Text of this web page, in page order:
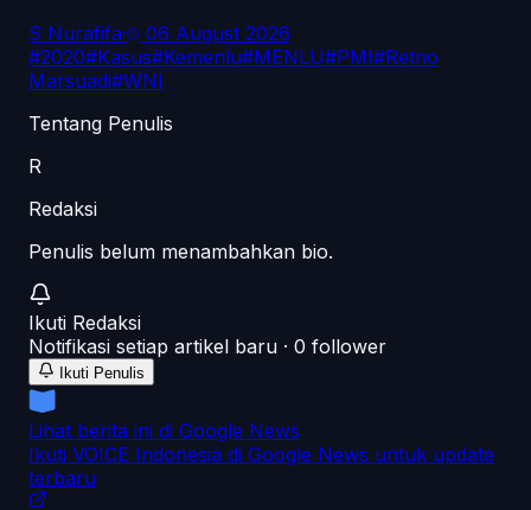
S Nurafifa·
06 August 2026
#2020#Kasus#Kemenlu#MENLU#PMI#Retno
Marsuadi#WNI
Tentang Penulis
R
Redaksi
Penulis belum menambahkan bio.
Ikuti Redaksi
Notifikasi setiap artikel baru · 0 follower
Ikuti Penulis
Lihat berita ini di Google News
Ikuti VOICE Indonesia di Google News untuk update
terbaru